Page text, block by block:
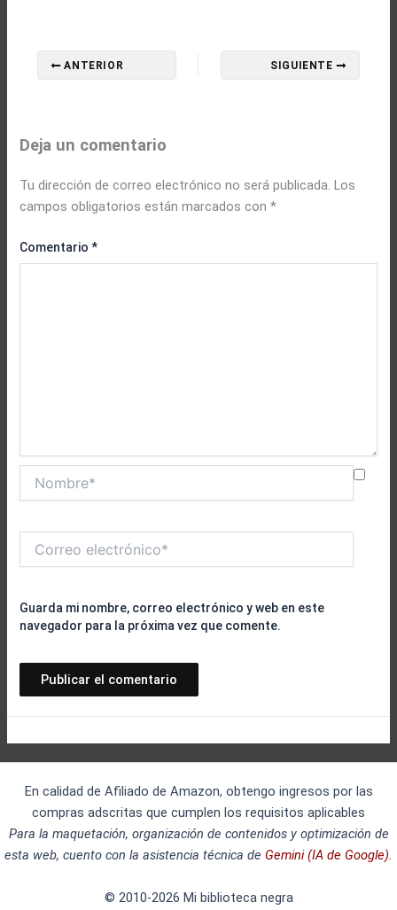
ANTERIOR SIGUIENTE
Deja un comentario
Tu dirección de correo electrónico no será publicada. Los
campos obligatorios están marcados con*
Comentario*
electrónico*
Guarda mi nombre, correo electrónico y web en este
navegador para la próxima vez que comente.
En calidad de Afiliado de Amazon, obtengo ingresos por las
compras adscritas que cumplen los requisitos aplicables
Para la maquetación, organización de contenidos y optimización de
esta web, cuento con la asistencia técnica de Gemini (IA de Google).
© 2010-2026 Mi biblioteca negra